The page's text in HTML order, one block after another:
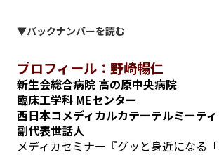
▼バックナンバーを読む
プロフィール：野崎暢仁
新生会総合病院 高の原中央病院
臨床工学科 MEセンター
西日本コメディカルカテーテルミーティ
副代表世話人
メディカセミナー『グッと身近になる